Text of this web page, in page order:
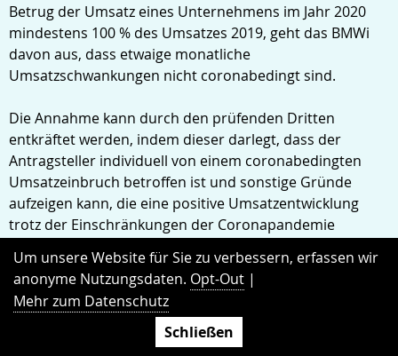
Betrug der Umsatz eines Unternehmens im Jahr 2020
mindestens 100 % des Umsatzes 2019, geht das BMWi
davon aus, dass etwaige monatliche
Umsatzschwankungen nicht coronabedingt sind.
Die Annahme kann durch den prüfenden Dritten
entkräftet werden, indem dieser darlegt, dass der
Antragsteller individuell von einem coronabedingten
Umsatzeinbruch betroffen ist und sonstige Gründe
aufzeigen kann, die eine positive Umsatzentwicklung
trotz der Einschränkungen der Coronapandemie
neuer Betriebsstätten oder den Zukauf eines
Unternehmens.
Eine entsprechende Abfrage findet sich im
Um unsere Website für Sie zu verbessern, erfassen wir
anonyme Nutzungsdaten. Opt-Out |
Mehr zum Datenschutz
Schließen